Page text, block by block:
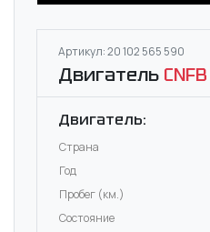
Артикул: 20 102 565 590
Двигатель CNFB
Двигатель:
Страна
Год
Пробег (км.)
Состояние